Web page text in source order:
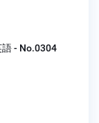
- No.0304